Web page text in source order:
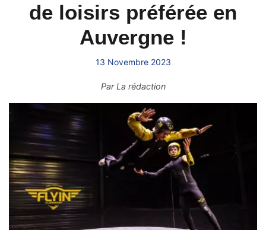
de loisirs préférée en
Auvergne !
13 Novembre 2023
ParLa rédaction